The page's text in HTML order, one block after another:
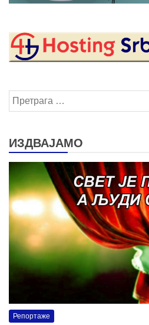
Претрага
за:
ИЗДВАЈАМО
Репортаже